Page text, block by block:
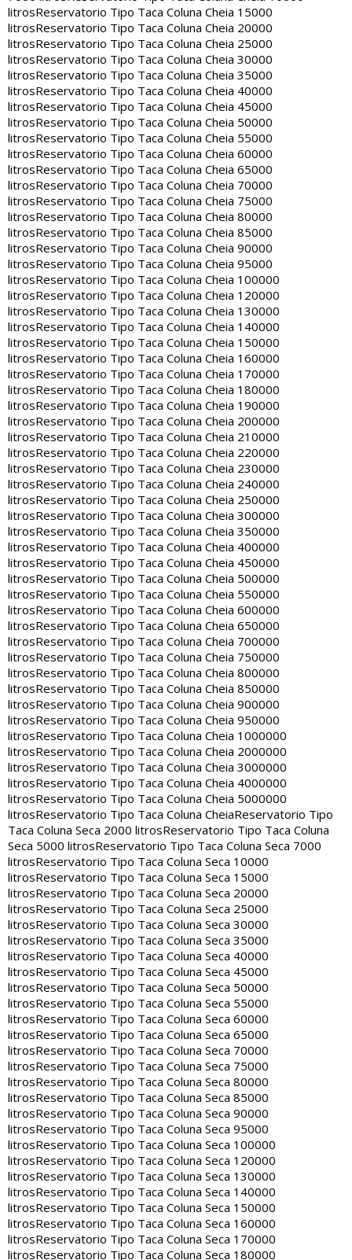
litrosReservatorio Tipo Taca Coluna Cheia 15000
litrosReservatorio Tipo Taca Coluna Cheia 20000
litrosReservatorio Tipo Taca Coluna Cheia 25000
litrosReservatorio Tipo Taca Coluna Cheia 30000
litrosReservatorio Tipo Taca Coluna Cheia 35000
litrosReservatorio Tipo Taca Coluna Cheia 40000
litrosReservatorio Tipo Taca Coluna Cheia 45000
litrosReservatorio Tipo Taca Coluna Cheia 50000
litrosReservatorio Tipo Taca Coluna Cheia 55000
litrosReservatorio Tipo Taca Coluna Cheia 60000
litrosReservatorio Tipo Taca Coluna Cheia 65000
litrosReservatorio Tipo Taca Coluna Cheia 70000
litrosReservatorio Tipo Taca Coluna Cheia 75000
litrosReservatorio Tipo Taca Coluna Cheia 80000
litrosReservatorio Tipo Taca Coluna Cheia 85000
litrosReservatorio Tipo Taca Coluna Cheia 90000
litrosReservatorio Tipo Taca Coluna Cheia 95000
litrosReservatorio Tipo Taca Coluna Cheia 100000
litrosReservatorio Tipo Taca Coluna Cheia 120000
litrosReservatorio Tipo Taca Coluna Cheia 130000
litrosReservatorio Tipo Taca Coluna Cheia 140000
litrosReservatorio Tipo Taca Coluna Cheia 150000
litrosReservatorio Tipo Taca Coluna Cheia 160000
litrosReservatorio Tipo Taca Coluna Cheia 170000
litrosReservatorio Tipo Taca Coluna Cheia 180000
litrosReservatorio Tipo Taca Coluna Cheia 190000
litrosReservatorio Tipo Taca Coluna Cheia 200000
litrosReservatorio Tipo Taca Coluna Cheia 210000
litrosReservatorio Tipo Taca Coluna Cheia 220000
litrosReservatorio Tipo Taca Coluna Cheia 230000
litrosReservatorio Tipo Taca Coluna Cheia 240000
litrosReservatorio Tipo Taca Coluna Cheia 250000
litrosReservatorio Tipo Taca Coluna Cheia 300000
litrosReservatorio Tipo Taca Coluna Cheia 350000
litrosReservatorio Tipo Taca Coluna Cheia 400000
litrosReservatorio Tipo Taca Coluna Cheia 450000
litrosReservatorio Tipo Taca Coluna Cheia 500000
litrosReservatorio Tipo Taca Coluna Cheia 550000
litrosReservatorio Tipo Taca Coluna Cheia 600000
litrosReservatorio Tipo Taca Coluna Cheia 650000
litrosReservatorio Tipo Taca Coluna Cheia 700000
litrosReservatorio Tipo Taca Coluna Cheia 750000
litrosReservatorio Tipo Taca Coluna Cheia 800000
litrosReservatorio Tipo Taca Coluna Cheia 850000
litrosReservatorio Tipo Taca Coluna Cheia 900000
litrosReservatorio Tipo Taca Coluna Cheia 950000
litrosReservatorio Tipo Taca Coluna Cheia 1000000
litrosReservatorio Tipo Taca Coluna Cheia 2000000
litrosReservatorio Tipo Taca Coluna Cheia 3000000
litrosReservatorio Tipo Taca Coluna Cheia 4000000
litrosReservatorio Tipo Taca Coluna Cheia 5000000
litrosReservatorio Tipo Taca Coluna CheiaReservatorio Tipo
Taca Coluna Seca 2000 litrosReservatorio Tipo Taca Coluna
Seca 5000 litrosReservatorio Tipo Taca Coluna Seca 7000
litrosReservatorio Tipo Taca Coluna Seca 10000
litrosReservatorio Tipo Taca Coluna Seca 15000
litrosReservatorio Tipo Taca Coluna Seca 20000
litrosReservatorio Tipo Taca Coluna Seca 25000
litrosReservatorio Tipo Taca Coluna Seca 30000
litrosReservatorio Tipo Taca Coluna Seca 35000
litrosReservatorio Tipo Taca Coluna Seca 40000
litrosReservatorio Tipo Taca Coluna Seca 45000
litrosReservatorio Tipo Taca Coluna Seca 50000
litrosReservatorio Tipo Taca Coluna Seca 55000
litrosReservatorio Tipo Taca Coluna Seca 60000
litrosReservatorio Tipo Taca Coluna Seca 65000
litrosReservatorio Tipo Taca Coluna Seca 70000
litrosReservatorio Tipo Taca Coluna Seca 75000
litrosReservatorio Tipo Taca Coluna Seca 80000
litrosReservatorio Tipo Taca Coluna Seca 85000
litrosReservatorio Tipo Taca Coluna Seca 90000
litrosReservatorio Tipo Taca Coluna Seca 95000
litrosReservatorio Tipo Taca Coluna Seca 100000
litrosReservatorio Tipo Taca Coluna Seca 120000
litrosReservatorio Tipo Taca Coluna Seca 130000
litrosReservatorio Tipo Taca Coluna Seca 140000
litrosReservatorio Tipo Taca Coluna Seca 150000
litrosReservatorio Tipo Taca Coluna Seca 160000
litrosReservatorio Tipo Taca Coluna Seca 170000
litrosReservatorio Tipo Taca Coluna Seca 180000